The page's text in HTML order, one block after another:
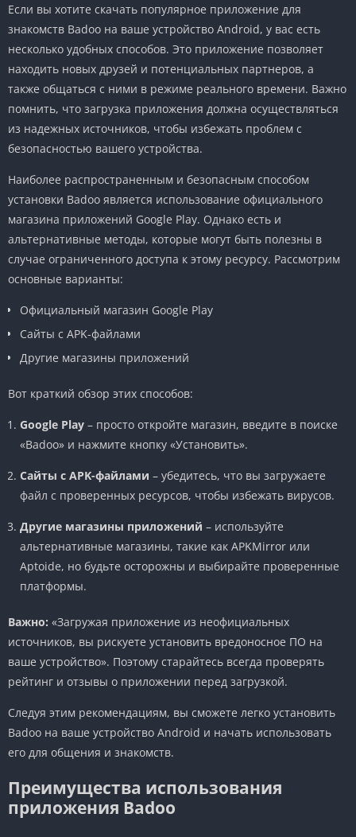
Если вы хотите скачать популярное приложение для
знакомств Badoo на ваше устройство Android, у вас есть
несколько удобных способов. Это приложение позволяет
находить новых друзей и потенциальных партнеров, а
также общаться с ними в режиме реального времени. Важно
помнить, что загрузка приложения должна осуществляться
из надежных источников, чтобы избежать проблем с
безопасностью вашего устройства.
Наиболее распространенным и безопасным способом
установки Badoo является использование официального
магазина приложений Google Play. Однако есть и
альтернативные методы, которые могут быть полезны в
случае ограниченного доступа к этому ресурсу. Рассмотрим
основные варианты:
Официальный магазин Google Play
Сайты с APK-файлами
Другие магазины приложений
Вот краткий обзор этих способов:
Google Play – просто откройте магазин, введите в поиске
«Badoo» и нажмите кнопку «Установить».
Сайты с APK-файлами – убедитесь, что вы загружаете
файл с проверенных ресурсов, чтобы избежать вирусов.
Другие магазины приложений – используйте
альтернативные магазины, такие как APKMirror или
Aptoide, но будьте осторожны и выбирайте проверенные
платформы.
Важно: «Загружая приложение из неофициальных
источников, вы рискуете установить вредоносное ПО на
ваше устройство». Поэтому старайтесь всегда проверять
рейтинг и отзывы о приложении перед загрузкой.
Следуя этим рекомендациям, вы сможете легко установить
Badoo на ваше устройство Android и начать использовать
его для общения и знакомств.
Преимущества использования
приложения Badoo